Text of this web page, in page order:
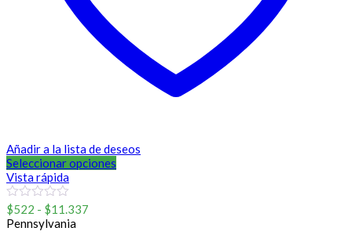
Añadir a la lista de deseos
Seleccionar opciones
Vista rápida
0
out
of
$522 - $11.337
Pennsylvania